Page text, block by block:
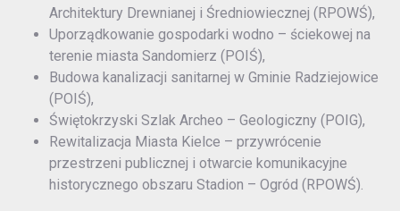
Architektury Drewnianej i Średniowiecznej (RPOWŚ),
Uporządkowanie gospodarki wodno – ściekowej na
terenie miasta Sandomierz (POIŚ),
Budowa kanalizacji sanitarnej w Gminie Radziejowice
(POIŚ),
Świętokrzyski Szlak Archeo – Geologiczny (POIG),
Rewitalizacja Miasta Kielce – przywrócenie
przestrzeni publicznej i otwarcie komunikacyjne
historycznego obszaru Stadion – Ogród (RPOWŚ).